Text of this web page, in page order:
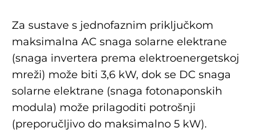
Za sustave s jednofaznim priključkom
maksimalna AC snaga solarne elektrane
(snaga invertera prema elektroenergetskoj
mreži) može biti 3,6 kW, dok se DC snaga
solarne elektrane (snaga fotonaponskih
modula) može prilagoditi potrošnji
(preporučljivo do maksimalno 5 kW).